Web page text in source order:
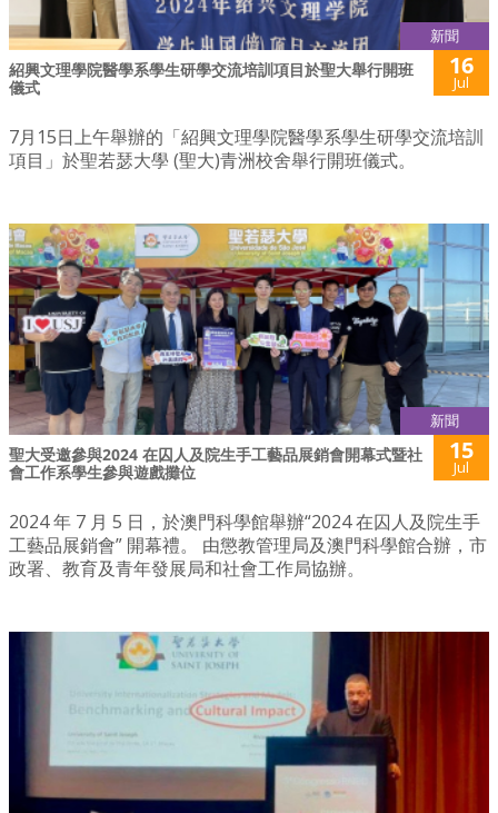
新聞
紹興文理學院醫學系學生研學交流培訓項目於聖大舉行開班
儀式
16
Jul
7月15日上午舉辦的「紹興文理學院醫學系學生研學交流培訓
項目」於聖若瑟大學 (聖大)青洲校舍舉行開班儀式。
新聞
聖大受邀參與2024 在囚人及院生手工藝品展銷會開幕式暨社
會工作系學生參與遊戲攤位
15
Jul
2024 年 7 月 5 日，於澳門科學館舉辦“2024 在囚人及院生手
工藝品展銷會” 開幕禮。 由懲教管理局及澳門科學館合辦，市
政署、教育及青年發展局和社會工作局協辦。